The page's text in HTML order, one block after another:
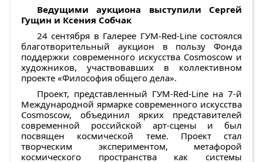
Ведущими аукциона выступили Сергей
Гущин и Ксения Собчак
24 сентября в Галерее ГУМ-Red-Line состоялся
благотворительный аукцион в пользу Фонда
поддержки современного искусства Сosmoscow и
художников, участвовавших в коллективном
проекте «Философия общего дела».
Проект, представленный ГУМ-Red-Line на 7-й
Международной ярмарке современного искусства
Cosmoscow, объединил ярких представителей
современной российской арт-сцены и был
посвящен космической теме. Проект стал
творческим экспериментом, метафорой
космического пространства как системы